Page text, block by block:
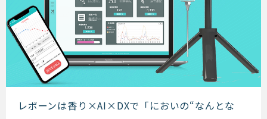
レボーン
レボーンは香り​×AI×DXで「においの“なんとな